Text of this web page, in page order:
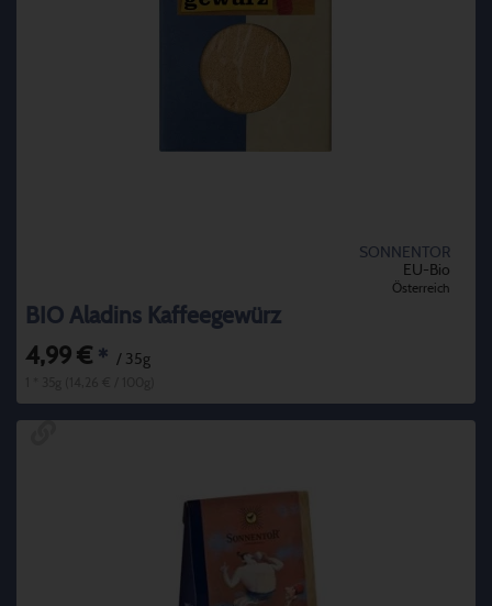
SONNENTOR
EU-Bio
Österreich
BIO Aladins Kaffeegewürz
4,99 € * / 35g